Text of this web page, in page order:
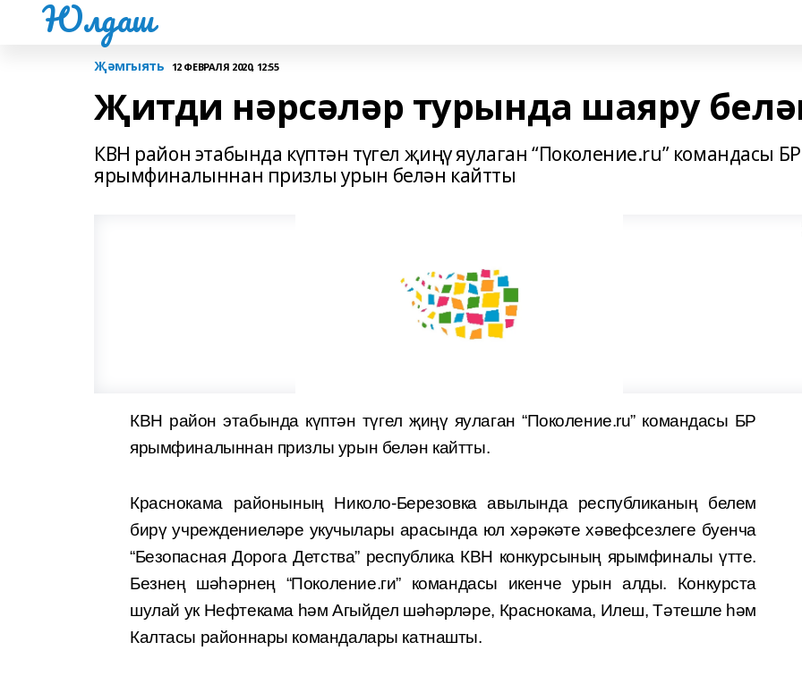
Юлдаш
Җәмгыять 12 ФЕВРАЛЯ 2020, 12:55
Җитди нәрсәләр турында шаяру
КВН район этабында күптән түгел җиңү яулаган “Поколение.ru” командасы БР
ярымфиналыннан призлы урын белән кайтты
КВН район этабында күптән түгел җиңү яулаган “Поколение.ru” командасы БР
ярымфиналыннан призлы урын белән кайтты.
Краснокама районының Николо-Березовка авы­лында республиканың белем
бирү учреждениеләре укучылары арасында юл хәрәкәте хәвефсезлеге буенча
“Безопасная Дорога Детства” республи­ка КВН конкурсының ярымфиналы үтте.
Безнең шәһәрнең “Поколение.ги” командасы икенче урын алды. Конкурста
шулай ук Нефтекама һәм Агыйдел шәһәрләре, Краснокама, Илеш, Тәтешле һәм
Калтасы районнары командалары катнашты.